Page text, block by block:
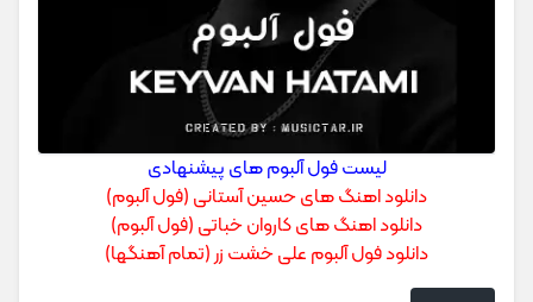
لیست فول آلبوم های پیشنهادی
دانلود اهنگ های حسین آستانی (فول آلبوم)
دانلود اهنگ های کاروان خباتی (فول آلبوم)
دانلود فول آلبوم علی خشت زر (تمام آهنگها)